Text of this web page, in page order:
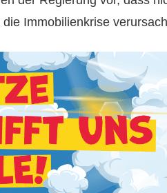
die Immobilienkrise